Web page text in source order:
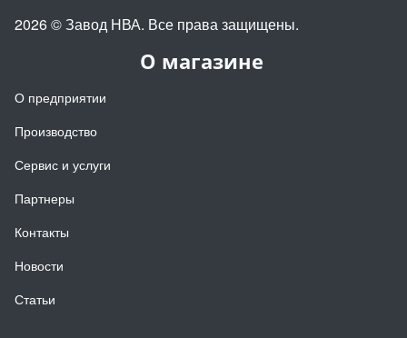
О магазине
О предприятии
Производство
Сервис и услуги
Партнеры
Контакты
Новости
Статьи
2026 © Завод НВА. Все права защищены.